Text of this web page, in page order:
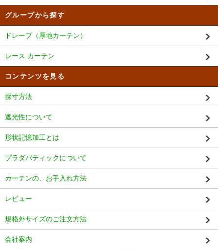
グループから探す
ドレープ（厚地カーテン）
レース カーテン
コンテンツを見る
採寸方法
遮光性について
形状記憶加工とは
プラダバティックについて
カーテンの、お手入れ方法
レビュー
規格外サイズのご注文方法
会社案内